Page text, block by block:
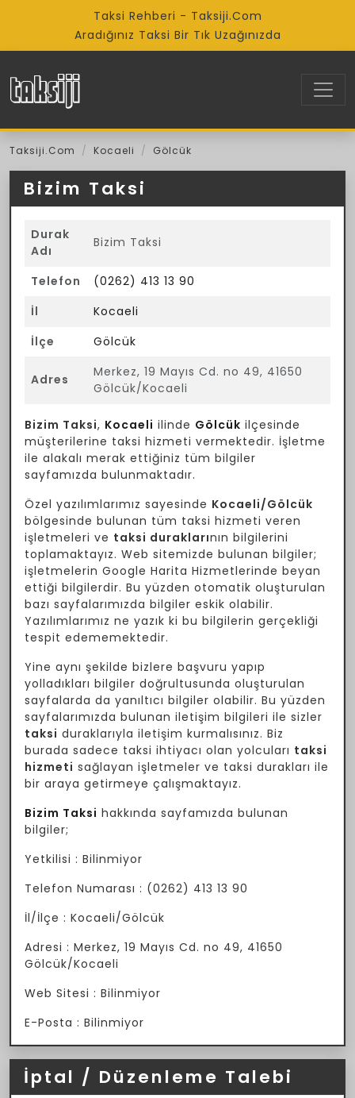
Taksi Rehberi - Taksiji.Com
Aradığınız Taksi Bir Tık Uzağınızda
Taksiji.Com Kocaeli Gölcük
Bizim Taksi
Durak
Adı
Bizim Taksi
Telefon
(0262) 413 13 90
İl
Kocaeli
İlçe
Gölcük
Adres
Merkez, 19 Mayıs Cd. no 49, 41650
Gölcük/Kocaeli
Bizim Taksi, Kocaeli ilinde Gölcük ilçesinde
müşterilerine taksi hizmeti vermektedir. İşletme
ile alakalı merak ettiğiniz tüm bilgiler
sayfamızda bulunmaktadır.
Özel yazılımlarımız sayesinde Kocaeli/Gölcük
bölgesinde bulunan tüm taksi hizmeti veren
işletmeleri ve taksi duraklarının bilgilerini
toplamaktayız. Web sitemizde bulunan bilgiler;
işletmelerin Google Harita Hizmetlerinde beyan
ettiği bilgilerdir. Bu yüzden otomatik oluşturulan
bazı sayfalarımızda bilgiler eskik olabilir.
Yazılımlarımız ne yazık ki bu bilgilerin gerçekliği
tespit edememektedir.
Yine aynı şekilde bizlere başvuru yapıp
yolladıkları bilgiler doğrultusunda oluşturulan
sayfalarda da yanıltıcı bilgiler olabilir. Bu yüzden
sayfalarımızda bulunan iletişim bilgileri ile sizler
taksi duraklarıyla iletişim kurmalısınız. Biz
burada sadece taksi ihtiyacı olan yolcuları taksi
hizmeti sağlayan işletmeler ve taksi durakları ile
bir araya getirmeye çalışmaktayız.
Bizim Taksi hakkında sayfamızda bulunan
bilgiler;
Yetkilisi : Bilinmiyor
Telefon Numarası : (0262) 413 13 90
İl/İlçe : Kocaeli/Gölcük
Adresi : Merkez, 19 Mayıs Cd. no 49, 41650
Gölcük/Kocaeli
Web Sitesi : Bilinmiyor
E-Posta : Bilinmiyor
İptal / Düzenleme Talebi